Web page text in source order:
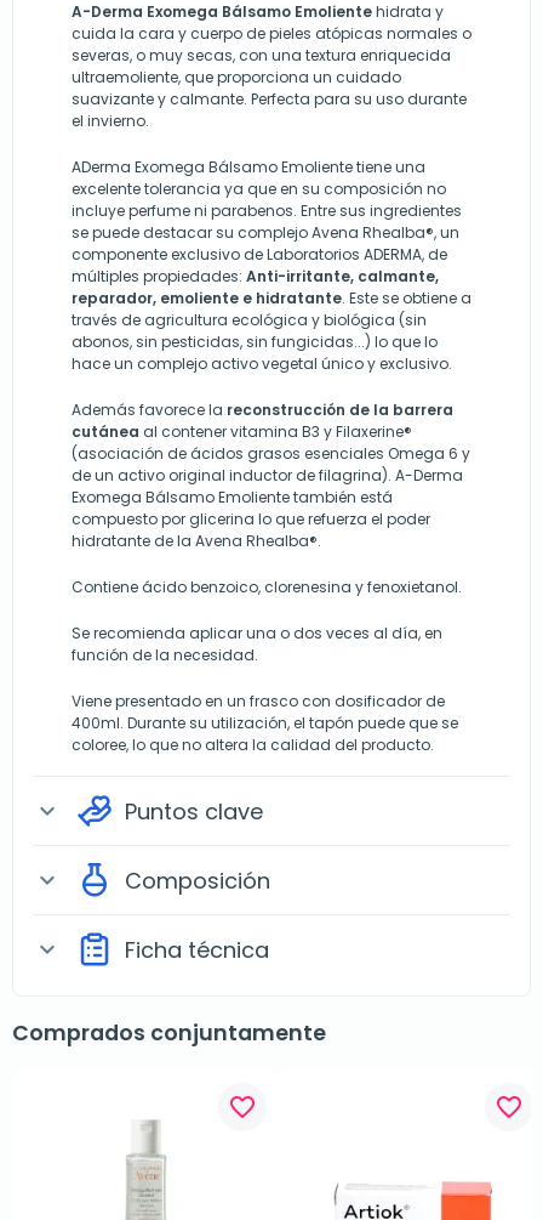
A-Derma Exomega Bálsamo Emolientehidrata y
cuida la cara y cuerpo de pieles atópicas normales o
severas, o muy secas, con una textura enriquecida
ultraemoliente, que proporciona un cuidado
suavizante y calmante. Perfecta para su uso durante
el invierno.
ADerma Exomega Bálsamo Emoliente tiene una
excelente tolerancia ya que en su composición no
incluye perfume ni parabenos. Entre sus ingredientes
se puede destacar su complejo Avena Rhealba®, un
componente exclusivo de Laboratorios ADERMA, de
múltiples propiedades: Anti-irritante, calmante,
reparador, emoliente e hidratante. Este se obtiene a
través de agricultura ecológica y biológica (sin
abonos, sin pesticidas, sin fungicidas...) lo que lo
hace un complejo activo vegetal único y exclusivo.
Además favorece la reconstrucción de la barrera
cutánea al contener vitamina B3 y Filaxerine®
(asociación de ácidos grasos esenciales Omega 6 y
de un activo original inductor de filagrina). A-Derma
Exomega Bálsamo Emoliente también está
compuesto por glicerina lo que refuerza el poder
hidratante de la Avena Rhealba®.
Contiene ácido benzoico, clorenesina y fenoxietanol.
Se recomienda aplicar una o dos veces al día, en
función de la necesidad.
Viene presentado en un frasco con dosificador de
400ml. Durante su utilización, el tapón puede que se
coloree, lo que no altera la calidad del producto.
expand_more Puntos clave
expand_more Composición
expand_more Ficha técnica
Comprados conjuntamente
favorite_border favorite_border